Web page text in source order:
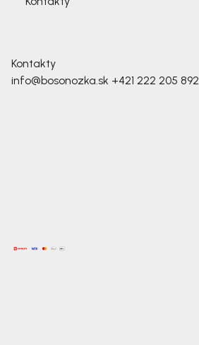
Kontakty
info@bosonozka.sk +421 222 205 892